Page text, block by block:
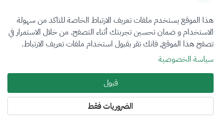
التصنيف
VFR5
فرع التقييم
هذا الموقع يستخدم ملفات تعريف الارتباط الخاصة للتاكد من سهولة
الاستخدام و ضمان تحسين تجربتك أثناء التصفح. من خلال الاستمرار في
تصفح هذا الموقع, فانك تقر بقبول استخدام ملفات تعريف الارتباط.
سياسة الخصوصية
قبول
الضروريات فقط